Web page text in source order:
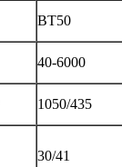
BT50
40-6000
1050/435
30/41